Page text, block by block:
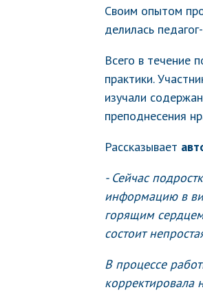
Своим опытом
делилась
Всего в течение
практики.
изучали
преподнесения
Рассказывает
- Сейчас
информацию в
горящим
состоит
В процессе
корректировала